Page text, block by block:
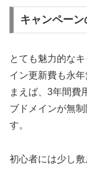
キャンペーン
とても魅力的な
イン更新費も永
まえば、3年間費
ブドメインが無
す。
初心者には少し